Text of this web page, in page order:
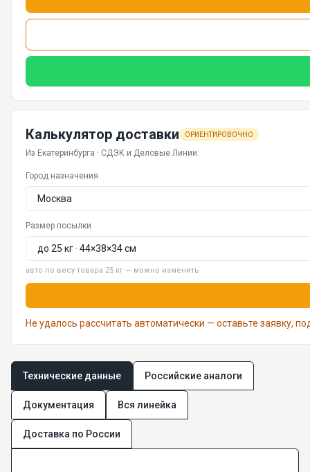
Калькулятор доставки ОРИЕНТИРОВОЧНО
Из Екатеринбурга · СДЭК и Деловые Линии.
Город назначения
Размер посылки
авто по весу товара 25 кг — можно изменить
Не удалось рассчитать автоматически — оставьте заявку,
Технические данные Российские аналоги
Документация Вся линейка
Доставка по России